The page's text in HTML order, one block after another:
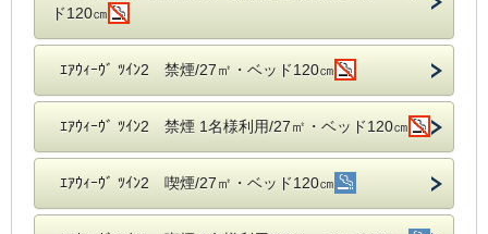
ド120㎝
ｴｱｳｨｰｳﾞ ﾂｲﾝ2 禁煙/27㎡・ベッド120㎝
ｴｱｳｨｰｳﾞ ﾂｲﾝ2 禁煙 1名様利用/27㎡・ベッド120㎝
ｴｱｳｨｰｳﾞ ﾂｲﾝ2 喫煙/27㎡・ベッド120㎝